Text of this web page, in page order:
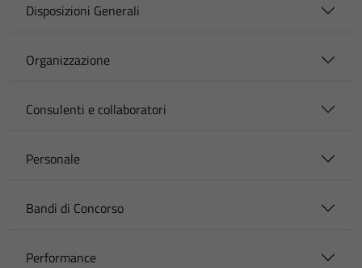
Disposizioni Generali
Organizzazione
Consulenti e collaboratori
Personale
Bandi di Concorso
Performance